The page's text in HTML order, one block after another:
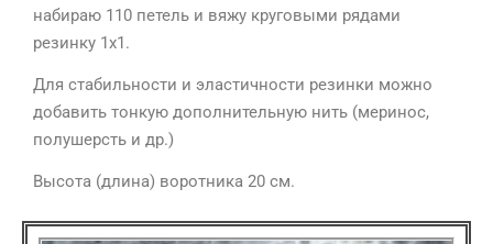
набираю 110 петель и вяжу круговыми рядами
резинку 1х1.
Для стабильности и эластичности резинки можно
добавить тонкую дополнительную нить (меринос,
полушерсть и др.)
Высота (длина) воротника 20 см.